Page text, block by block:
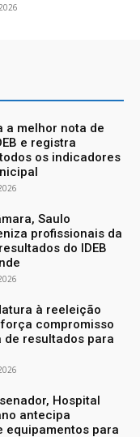
a melhor nota de
e registra
os indicadores
Saulo
profissionais da
do IDEB
à reeleição
compromisso
de resultados para
Hospital
antecipa
equipamentos para